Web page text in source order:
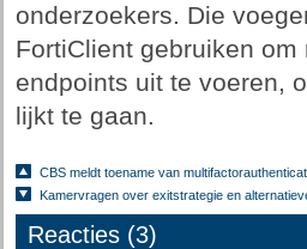
onderzoekers. Die
FortiClient gebruiken
endpoints uit te voeren,
lijkt te gaan.
CBS meldt toename van
Kamervragen over exitstrategie en
Reacties (3)